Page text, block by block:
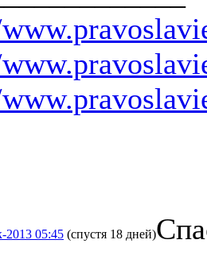
2013 05:45 (спустя 18 дней)